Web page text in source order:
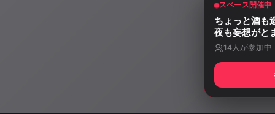
スペース開催中
ちょっと酒も
夜も妄想がと
14人が参加中